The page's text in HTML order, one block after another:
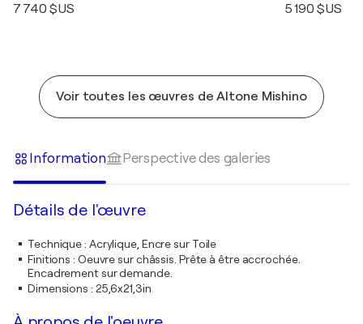
7 740 $US 5 190 $US
Voir toutes les œuvres de Altone Mishino
Information Perspective des galeries
Détails de l'œuvre
Technique: Acrylique, Encre sur Toile
Finitions : Oeuvre sur châssis. Prête à être accrochée.
Encadrement sur demande.
Dimensions : 25,6x21,3in